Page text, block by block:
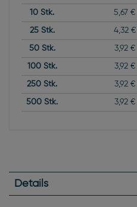
10 Stk. 5,67 €
25Stk. 4,32 €
50Stk. 3,92 €
100Stk. 3,92 €
250 Stk. 3,92 €
500 Stk. 3,92 €
Details